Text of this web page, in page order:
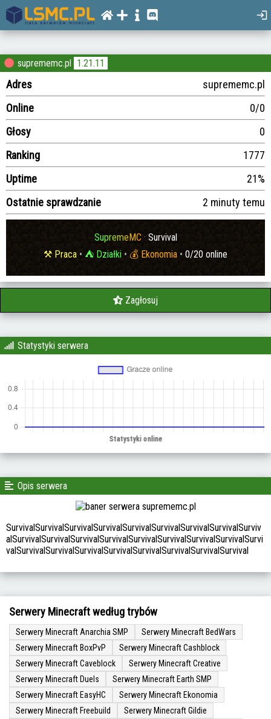
suprememc.pl 1.21.11
Adres
suprememc.pl
Online
0/0
Głosy
0
Ranking
1777
Uptime
21%
Ostatnie sprawdzanie
2 minuty temu
SupremeMC · Survival
⚒ Praca • ⛺ Działki • 💰 Ekonomia • 0/20 online
Zagłosuj
Statystyki serwera
Opis serwera
SurvivalSurvivalSurvivalSurvivalSurvivalSurvivalSurvivalSurvivalSurviv
alSurvivalSurvivalSurvivalSurvivalSurvivalSurvivalSurvivalSurvivalSurvi
valSurvivalSurvivalSurvivalSurvivalSurvivalSurvivalSurvivalSurvival
Serwery Minecraft według trybów
Serwery Minecraft Anarchia SMP
Serwery Minecraft BedWars
Serwery Minecraft BoxPvP
Serwery Minecraft Cashblock
Serwery Minecraft Caveblock
Serwery Minecraft Creative
Serwery Minecraft Duels
Serwery Minecraft Earth SMP
Serwery Minecraft EasyHC
Serwery Minecraft Ekonomia
Serwery Minecraft Freebuild
Serwery Minecraft Gildie